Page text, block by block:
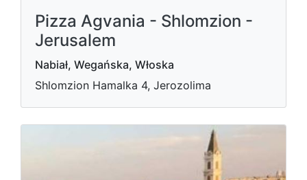
Pizza Agvania - Shlomzion -
Jerusalem
Nabiał, Wegańska, Włoska
Shlomzion Hamalka 4, Jerozolima